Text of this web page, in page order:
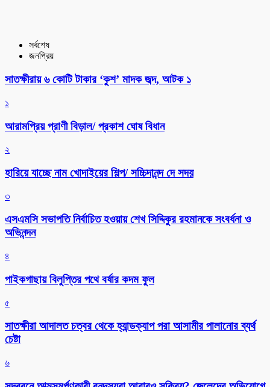
সর্বশেষ
জনপ্রিয়
সাতক্ষীরায় ৬ কোটি টাকার ‘কুশ’ মাদক জব্দ, আটক ১
১
আরামপ্রিয় প্রাণী বিড়াল/ প্রকাশ ঘোষ বিধান
২
হারিয়ে যাচ্ছে নাম খোদাইয়ের শিল্প/ সচ্চিদানন্দ দে সদয়
৩
এসএমসি সভাপতি নির্বাচিত হওয়ায় শেখ সিদ্দিকুর রহমানকে সংবর্ধনা ও
অভিনন্দন
৪
পাইকগাছায় বিলুপ্তির পথে বর্ষার কদম ফুল
৫
সাতক্ষীরা আদালত চত্বর থেকে হ্যান্ডক্যাপ পরা আসামীর পালানোর ব্যর্থ
চেষ্টা
৬